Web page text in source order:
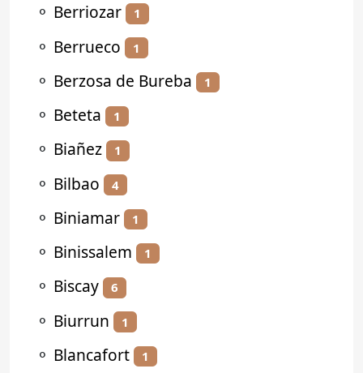
⚬ Berriozar 1
⚬ Berrueco 1
⚬ Berzosa de Bureba 1
⚬ Beteta 1
⚬ Biañez 1
⚬ Bilbao 4
⚬ Biniamar 1
⚬ Binissalem 1
⚬ Biscay 6
⚬ Biurrun 1
⚬ Blancafort 1